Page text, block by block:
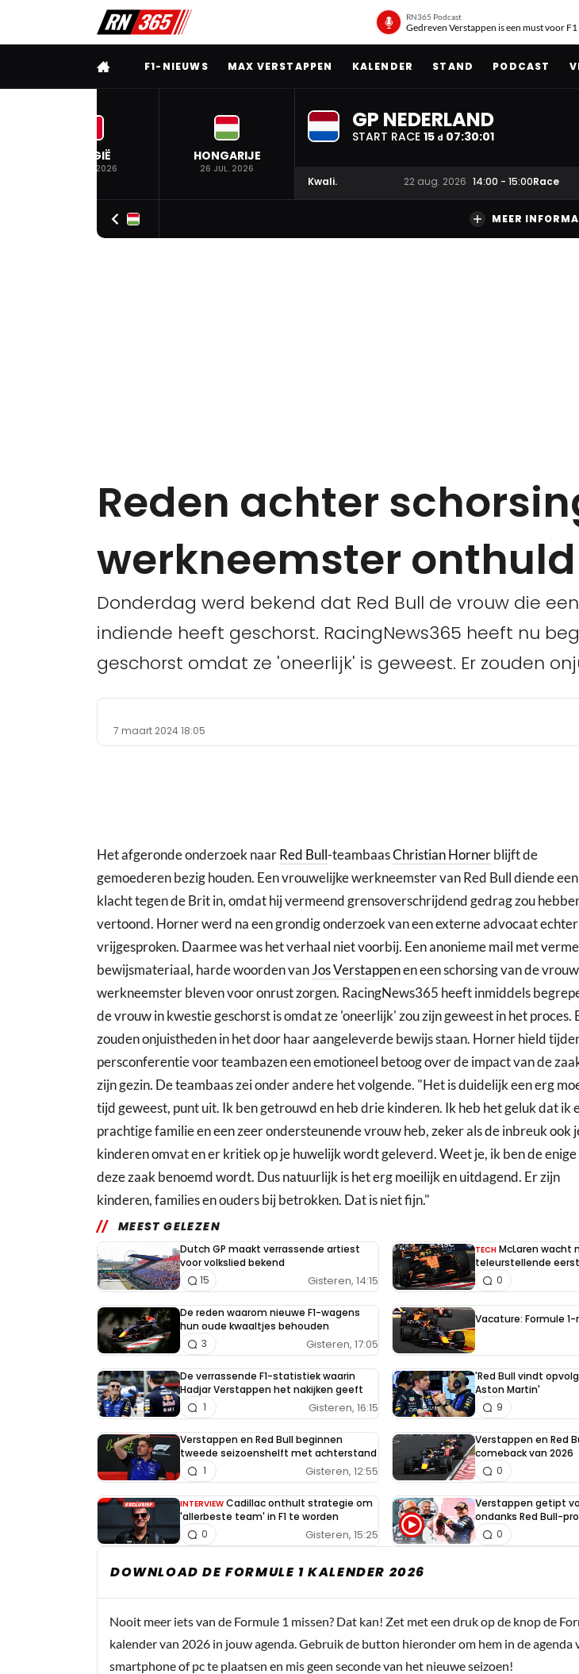
RN365 Podcast
Gedreven Verstappen is een must voor F1
VOLLEDIG MENU
F1-NIEUWS MAX VERSTAPPEN KALENDER STAND PODCAST
BELGIË
19 JUL. 2026
HONGARIJE
26 JUL. 2026
GP NEDERLAND
START RACE 15 d 07:30:00
Kwali. 22 aug. 2026 14:00 - 15:00Race
MEER
Reden achter
werkneemster onthuld
Donderdag werd bekend dat Red Bull de vrouw die
indiende heeft geschorst. RacingNews365 heeft nu
geschorst omdat ze 'oneerlijk' is geweest. Er zouden
7 maart 2024 18:05
Het afgeronde onderzoek naarRed Bull-teambaasChristian Hornerblijft de
gemoederen bezig houden. Een vrouwelijke werkneemster van Red Bull diende een
klacht tegen de Brit in, omdat hij vermeend grensoverschrijdend gedrag zou
vertoond. Horner werd na een grondig onderzoek van een externe advocaat echter
vrijgesproken. Daarmee was het verhaal niet voorbij. Een anonieme mail met
bewijsmateriaal, harde woorden vanJos Verstappenen een schorsing van de
werkneemster bleven voor onrust zorgen. RacingNews365 heeft inmiddels
de vrouw in kwestie geschorst is omdat ze 'oneerlijk' zou zijn geweest in het proces.
zouden onjuistheden in het door haar aangeleverde bewijs staan. Horner hield
persconferentie voor teambazen een emotioneel betoog over de impact van de
zijn gezin. De teambaas zei onder andere het volgende. "Het is duidelijk een erg
tijd geweest, punt uit. Ik ben getrouwd en heb drie kinderen. Ik heb het geluk dat ik
prachtige familie en een zeer ondersteunende vrouw heb, zeker als de inbreuk ook
kinderen omvat en er kritiek op je huwelijk wordt geleverd. Weet je, ik ben de enige
deze zaak benoemd wordt. Dus natuurlijk is het erg moeilijk en uitdagend. Er zijn
kinderen, families en ouders bij betrokken. Dat is niet fijn."
MEEST GELEZEN
Dutch GP maakt verrassende artiest
voor volkslied bekend
Gisteren, 14:15
15
TECH McLaren wacht
teleurstellende
0
De reden waarom nieuwe F1-wagens
hun oude kwaaltjes behouden
Gisteren, 17:05
3
Vacature: Formule
De verrassende F1-statistiek waarin
Hadjar Verstappen het nakijken geeft
Gisteren, 16:15
1
'Red Bull vindt
Aston Martin'
9
Verstappen en Red Bull beginnen
tweede seizoenshelft met achterstand
Gisteren, 12:55
1
Verstappen en Red
comeback van 2026
0
INTERVIEW Cadillac onthult strategie om
'allerbeste team' in F1 te worden
Gisteren, 15:25
0
Verstappen getipt
ondanks Red Bull-
0
DOWNLOAD DE FORMULE 1 KALENDER 2026
Nooit meer iets van de Formule 1 missen? Dat kan! Zet met een druk op de knop de
kalender van 2026 in jouw agenda. Gebruik de button hieronder om hem in de agenda
smartphone of pc te plaatsen en mis geen seconde van het nieuwe seizoen!